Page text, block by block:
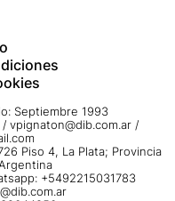
Septiembre 1993
/ vpignaton@dib.com.ar /
Piso 4, La Plata; Provincia
+5492215031783